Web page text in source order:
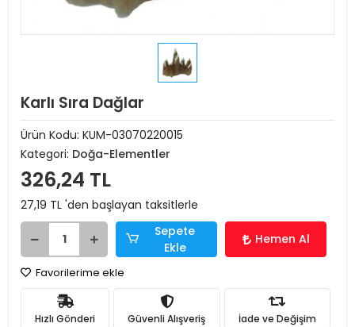
Karlı Sıra Dağlar
Ürün Kodu: KUM-03070220015
Kategori: Doğa-Elementler
326,24 TL
27,19 TL 'den başlayan taksitlerle
Sepete
Ekle
Hemen Al
Favorilerime ekle
Hızlı Gönderi Güvenli Alışveriş İade ve Değişim